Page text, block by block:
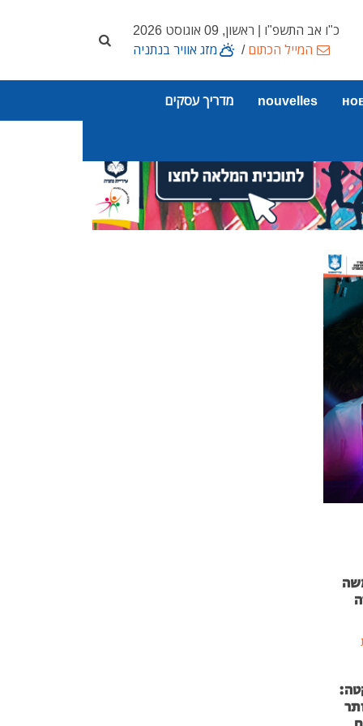
כ"ו אב התשפ"ו | ראשון, 09 אוגוסט 2026
המייל הכתום/ מזג אוויר בנתניה
nouvelles מדריך עסקים
נמשה
אותר